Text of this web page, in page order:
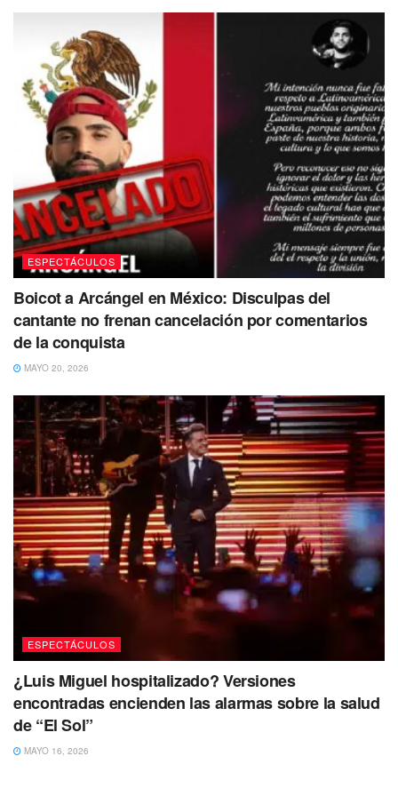
Te puede interesar Leer
ESPECTÁCULOS
Boicot a Arcángel en México: Disculpas del
cantante no frenan cancelación por comentarios
de la conquista
MAYO 20, 2026
ESPECTÁCULOS
¿Luis Miguel hospitalizado? Versiones
encontradas encienden las alarmas sobre la salud
de “El Sol”
MAYO 16, 2026